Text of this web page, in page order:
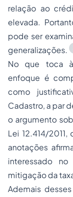
relação ao
elevada.
pode ser
generalizações.
No que toca
enfoque é
como
Cadastro, a par
o argumento
Lei 12.414/
anotações
interessado
mitigação da
Ademais